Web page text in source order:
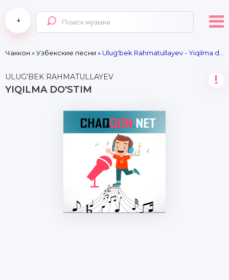
Чаккон »Узбекские песни » Ulug'bek Rahmatullayev - Yiqilma do'stim
ULUG'BEK RAHMATULLAYEV
YIQILMA DO'STIM
!